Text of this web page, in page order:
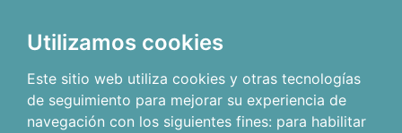
Utilizamos cookies
Este sitio web utiliza cookies y otras tecnologías
de seguimiento para mejorar su experiencia de
navegación con los siguientes fines: para habilitar